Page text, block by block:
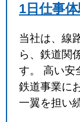
1日仕事
当社は、線
ら、鉄道関
す。 高い安
鉄道事業に
一翼を担い